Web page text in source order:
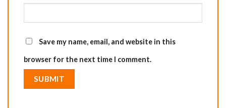
Save my name, email, and website in this
browser for the next time I comment.